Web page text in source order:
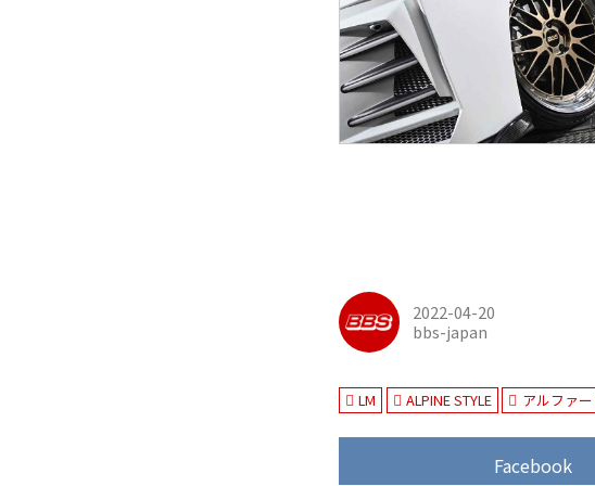
2022-04-20
bbs-japan
LM ALPINE STYLE アルファー
Facebook